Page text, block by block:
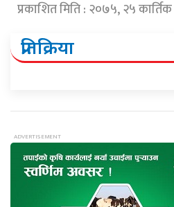
प्रकाशित मिति : २०७५, २५
प्रतिक्रिया